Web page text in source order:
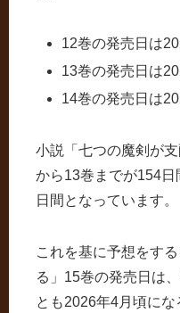
12巻の発売日は
13巻の発売日は
14巻の発売日は
小説「七つの魔剣が
から13巻までが154
日間となっています。
これを基に予想をす
る」15巻の発売日は
とも2026年4月頃にな